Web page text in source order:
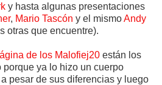
y hasta algunas presentaciones
, Mario Tascón y el mismoAndy
otras que encuentre).
de los Malofiej20 están los
ya lo hizo un cuerpo
pesar de sus diferencias y luego